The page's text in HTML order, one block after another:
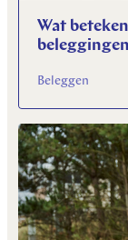
Wat
Beleggen